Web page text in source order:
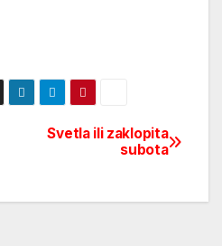
Svetla ili zaklopita
subota